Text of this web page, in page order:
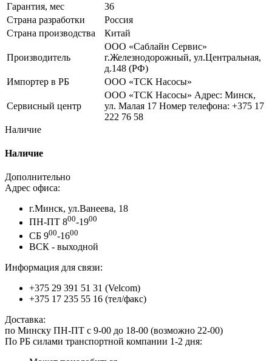
Гарантия, мес
36
Страна разработки
Россия
Страна производства
Китай
Производитель
ООО «Саблайн Сервис»
г.Железнодорожный, ул.Центральная,
д.148 (РФ)
Импортер в РБ
ООО «ТСК Насосы»
Сервисный центр
ООО «ТСК Насосы» Адрес: Минск,
ул. Малая 17 Номер телефона: +375 17
222 76 58
Наличие
Наличие
Дополнительно
Адрес офиса:
г.Минск, ул.Ванеева, 18
ПН-ПТ 800-1900
СБ 900-1600
ВСК - выходной
Информация для связи:
+375 29 391 51 31 (Velcom)
+375 17 235 55 16 (тел/факс)
Доставка:
по Минску ПН-ПТ с 9-00 до 18-00 (возможно 22-00)
По РБ силами транспортной компании 1-2 дня: